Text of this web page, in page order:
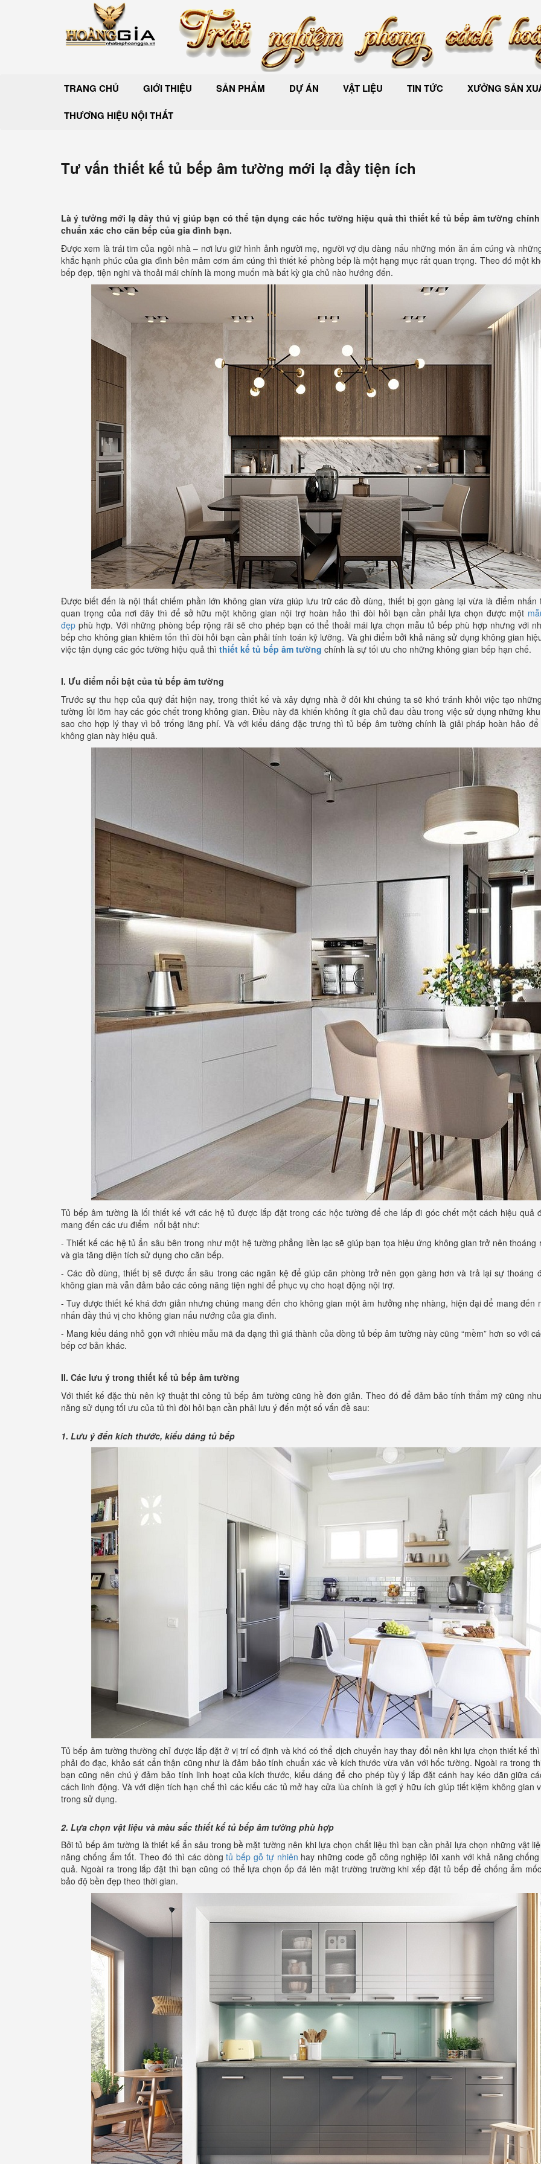
TRANG CHỦ GIỚI THIỆU SẢN PHẨM DỰ ÁN VẬT LIỆU TIN TỨC XƯỞNG SẢN
THƯƠNG HIỆU NỘI THẤT
Tư vấn thiết kế tủ bếp âm tường mới lạ đầy tiện ích
Là ý tưởng mới lạ đầy thú vị giúp bạn có thể tận dụng các hốc tường hiệu quả thì thiết kế tủ bếp âm tường
chuẩn xác cho căn bếp của gia đình bạn.
Được xem là trái tim của ngôi nhà – nơi lưu giữ hình ảnh người mẹ, người vợ dịu dàng nấu những món ăn ấm cúng và
khắc hạnh phúc của gia đình bên mâm cơm ấm cúng thì thiết kế phòng bếp là một hạng mục rất quan trọng. Theo đó một
bếp đẹp, tiện nghi và thoải mái chính là mong muốn mà bất kỳ gia chủ nào hướng đến.
Được biết đến là nội thất chiếm phần lớn không gian vừa giúp lưu trữ các đồ dùng, thiết bị gọn gàng lại vừa là điểm nhấn
quan trọng của nơi đây thì để sở hữu một không gian nội trợ hoàn hảo thì đòi hỏi bạn cần phải lựa chọn được một
đẹp phù hợp. Với những phòng bếp rộng rãi sẽ cho phép bạn có thể thoải mái lựa chọn mẫu tủ bếp phù hợp nhưng với
bếp cho không gian khiêm tốn thì đòi hỏi bạn cần phải tính toán kỹ lưỡng. Và ghi điểm bởi khả năng sử dụng không gian
việc tận dụng các góc tường hiệu quả thì thiết kế tủ bếp âm tường chính là sự tối ưu cho những không gian bếp hạn chế.
I. Ưu điểm nổi bật của tủ bếp âm tường
Trước sự thu hẹp của quỹ đất hiện nay, trong thiết kế và xây dựng nhà ở đôi khi chúng ta sẽ khó tránh khỏi việc tạo
tường lồi lõm hay các góc chết trong không gian. Điều này đã khiến không ít gia chủ đau dầu trong việc sử dụng những
sao cho hợp lý thay vì bỏ trống lãng phí. Và với kiểu dáng đặc trưng thì tủ bếp âm tường chính là giải pháp hoàn hảo để
không gian này hiệu quả.
Tủ bếp âm tường là lối thiết kế với các hệ tủ được lắp đặt trong các hộc tường để che lấp đi góc chết một cách hiệu quả
mang đến các ưu điểm nổi bật như:
- Thiết kế các hệ tủ ẩn sâu bên trong như một hệ tường phẳng liền lạc sẽ giúp bạn tọa hiệu ứng không gian trở nên thoáng
và gia tăng diện tích sử dụng cho căn bếp.
- Các đồ dùng, thiết bị sẽ được ẩn sâu trong các ngăn kệ để giúp căn phòng trở nên gọn gàng hơn và trả lại sự thoáng
không gian mà vẫn đảm bảo các công năng tiện nghi để phục vụ cho hoạt động nội trợ.
- Tuy được thiết kế khá đơn giản nhưng chúng mang đến cho không gian một âm hưởng nhẹ nhàng, hiện đại để mang đến
nhấn đầy thú vị cho không gian nấu nướng của gia đình.
- Mang kiểu dáng nhỏ gọn với nhiều mẫu mã đa dạng thì giá thành của dòng tủ bếp âm tường này cũng “mềm” hơn so với
bếp cơ bản khác.
II. Các lưu ý trong thiết kế tủ bếp âm tường
Với thiết kế đặc thù nên kỹ thuật thi công tủ bếp âm tường cũng hề đơn giản. Theo đó để đảm bảo tính thẩm mỹ cũng
năng sử dụng tối ưu của tủ thì đòi hỏi bạn cần phải lưu ý đến một số vấn đề sau:
1. Lưu ý đến kích thước, kiểu dáng tủ bếp
Tủ bếp âm tường thường chỉ được lắp đặt ở vị trí cố định và khó có thể dịch chuyển hay thay đổi nên khi lựa chọn thiết kế
phải đo đạc, khảo sát cẩn thận cũng như là đảm bảo tính chuẩn xác về kích thước vừa văn với hốc tường. Ngoài ra trong
bạn cũng nên chú ý đảm bảo tính linh hoạt của kích thước, kiểu dáng để cho phép tùy ý lắp đặt cánh hay kéo dãn giữa
cách linh động. Và với diện tích hạn chế thì các kiểu các tủ mở hay cửa lùa chính là gợi ý hữu ích giúp tiết kiệm không gian
trong sử dụng.
2. Lựa chọn vật liệu và màu sắc thiết kế tủ bếp âm tường phù hợp
Bởi tủ bếp âm tường là thiết kế ẩn sâu trong bề mặt tường nên khi lựa chọn chất liệu thì bạn cần phải lựa chọn những vật
năng chống ẩm tốt. Theo đó thì các dòngtủ bếp gỗ tự nhiên hay những code gỗ công nghiệp lõi xanh với khả năng
quả. Ngoài ra trong lắp đặt thì bạn cũng có thể lựa chọn ốp đá lên mặt trường trường khi xếp đặt tủ bếp để chống ẩm
bảo độ bền đẹp theo thời gian.